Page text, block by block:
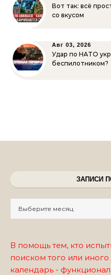
Вот так: всё
со вкусом
Авг 03, 2026
Удар по НАТО
беспилотником?
ЗАПИСИ
В помощь тем, кто
поиском того или иного
календарь -